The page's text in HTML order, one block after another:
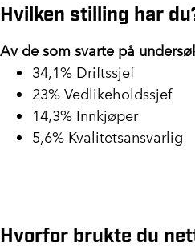
Hvilken stilling har
Av de som svarte på
34,1% Driftssjef
23% Vedlikeholdssjef
14,3% Innkjøper
5,6% Kvalitetsansvarlig
Hvorfor brukte du